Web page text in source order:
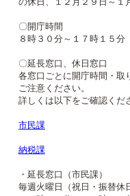
〇開庁時間
８時３０分～１７時１５分
〇延長窓口、休日窓口
各窓口ごとに開庁時間・取
ご注意ください。
詳しくは以下をご確認くだ
市民課
納税課
・延長窓口（市民課）
毎週火曜日（祝日・振替休